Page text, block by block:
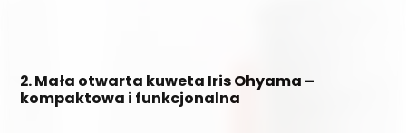
2. Mała otwarta kuweta Iris Ohyama –
kompaktowa i funkcjonalna